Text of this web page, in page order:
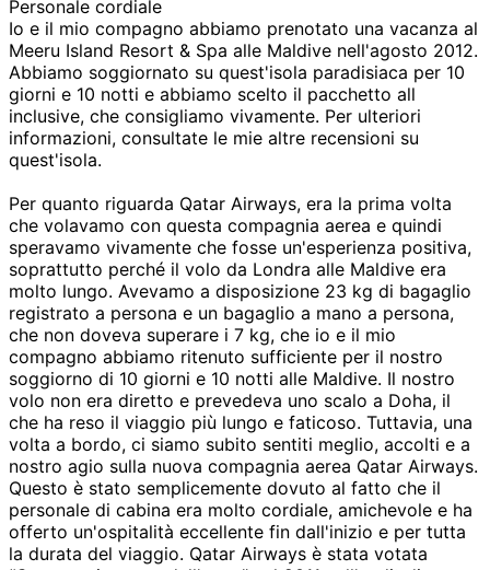
Personale cordiale
Io e il mio compagno abbiamo prenotato una vacanza al
Meeru Island Resort & Spa alle Maldive nell'agosto 2012.
Abbiamo soggiornato su quest'isola paradisiaca per 10
giorni e 10 notti e abbiamo scelto il pacchetto all
inclusive, che consigliamo vivamente. Per ulteriori
informazioni, consultate le mie altre recensioni su
quest'isola.
Per quanto riguarda Qatar Airways, era la prima volta
che volavamo con questa compagnia aerea e quindi
speravamo vivamente che fosse un'esperienza positiva,
soprattutto perché il volo da Londra alle Maldive era
molto lungo. Avevamo a disposizione 23 kg di bagaglio
registrato a persona e un bagaglio a mano a persona,
che non doveva superare i 7 kg, che io e il mio
compagno abbiamo ritenuto sufficiente per il nostro
soggiorno di 10 giorni e 10 notti alle Maldive. Il nostro
volo non era diretto e prevedeva uno scalo a Doha, il
che ha reso il viaggio più lungo e faticoso. Tuttavia, una
volta a bordo, ci siamo subito sentiti meglio, accolti e a
nostro agio sulla nuova compagnia aerea Qatar Airways.
Questo è stato semplicemente dovuto al fatto che il
personale di cabina era molto cordiale, amichevole e ha
offerto un'ospitalità eccellente fin dall'inizio e per tutta
la durata del viaggio. Qatar Airways è stata votata